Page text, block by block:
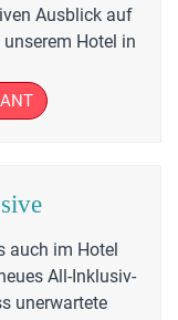
Ausblick auf
Hotel in
auch im Hotel
All-Inklusiv-
unerwartete